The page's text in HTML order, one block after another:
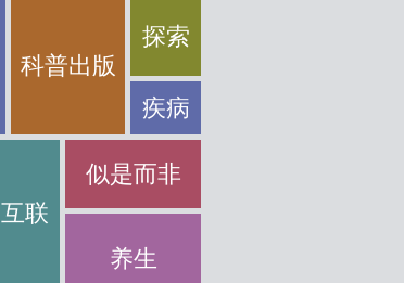
科普出版
探索
疾病
互联
似是而非
养生